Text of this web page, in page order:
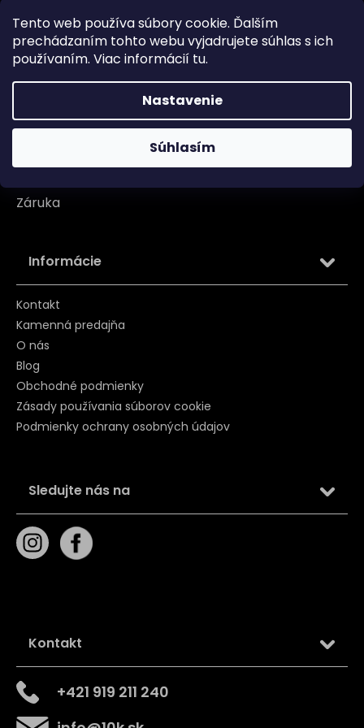
Tento web používa súbory cookie. Ďalším
prechádzaním tohto webu vyjadrujete súhlas s ich
používaním. Viac informácií tu.
Nastavenie
Súhlasím
Doprava
Garancia originality
Platba
Reklamácia
Vrátenie/ Výmena
Záruka
Informácie
Kontakt
Kamenná predajňa
O nás
Blog
Obchodné podmienky
Zásady používania súborov cookie
Podmienky ochrany osobných údajov
Sledujte nás na
Kontakt
+421 919 211 240